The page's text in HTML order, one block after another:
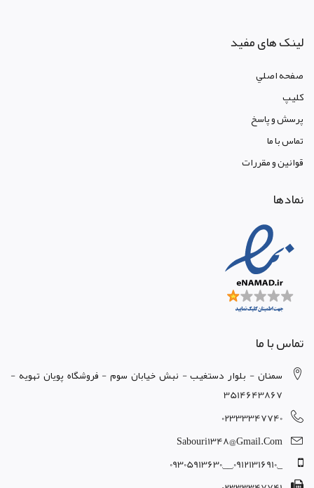
لینک های مفید
صفحه اصلي
کليپ
پرسش و پاسخ
تماس با ما
قوانين و مقررات
نمادها
تماس با ما
سمنان - بلوار دستغيب - نبش خيابان سوم - فروشگاه پويان تهويه -
3514643867
02333347740
Sabouri1348@gmail.com
_,09121316910,__,09305913630